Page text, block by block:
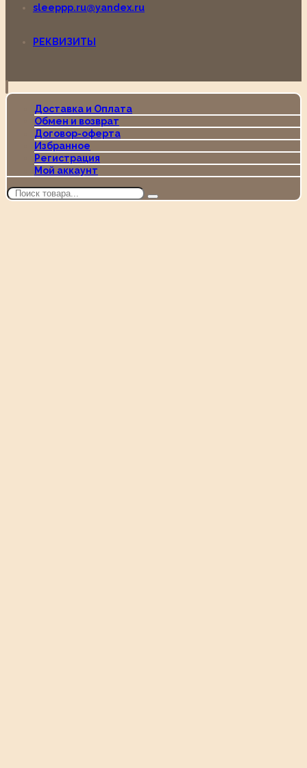
sleeppp.ru@yandex.ru
РЕКВИЗИТЫ
Доставка и Оплата
Обмен и возврат
Договор-оферта
Избранное
Регистрация
Мой аккаунт